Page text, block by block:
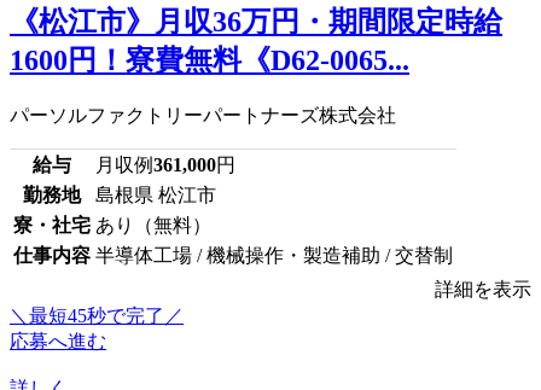
《松江市》月収36万円・期間限定時給
1600円！寮費無料《D62-0065...
パーソルファクトリーパートナーズ株式会社
給与 月収例361,000円
勤務地
島根県 松江市
寮・社宅 あり（無料）
仕事内容 半導体工場 / 機械操作・製造補助 / 交替制
詳細を表示
＼最短45秒で完了／
応募へ進む